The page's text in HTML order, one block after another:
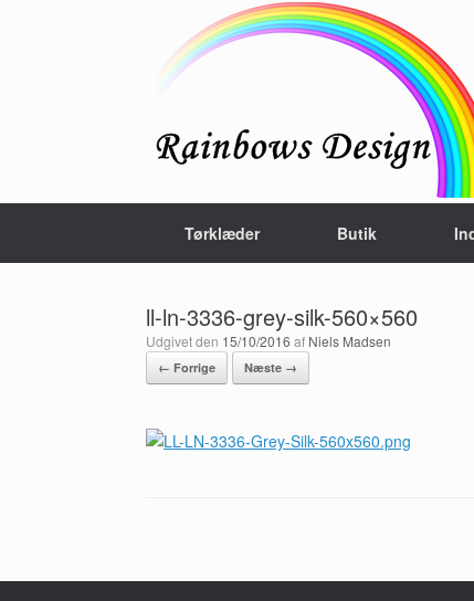
Tørklæder Butik
ll-ln-3336-grey-silk-560×560
Udgivet den 15/10/2016 af Niels Madsen
← Forrige Næste →